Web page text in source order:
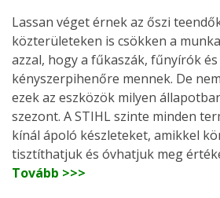
Lassan véget érnek az őszi
közterületeken is csökken a
azzal, hogy a fűkaszák, fűnyírók
kényszerpihenőre mennek. De
ezek az eszközök milyen
szezont. A STIHL szinte minden
kínál ápoló készleteket, amikkel
tisztíthatjuk és óvhatjuk meg
Tovább >>>